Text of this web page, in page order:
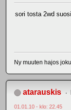
sori tosta 2wd
Ny muuten hajos
atarauskis
01.01.10 - klo: 22.45